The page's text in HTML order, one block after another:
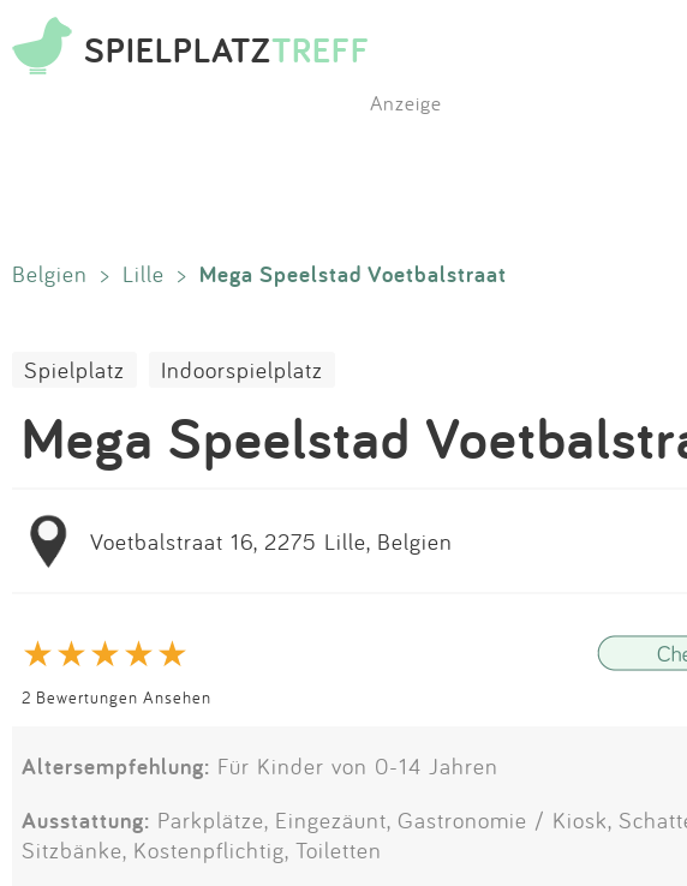
SPIELPLATZTREFF
Anzeige
Belgien > Lille > Mega Speelstad Voetbalstraat
Spielplatz Indoorspielplatz
Mega Speelstad
Voetbalstraat 16, 2275 Lille, Belgien
2 Bewertungen Ansehen
Altersempfehlung: Für Kinder von 0-14 Jahren
Ausstattung: Parkplätze, Eingezäunt, Gastronomie / Kiosk,
Sitzbänke, Kostenpflichtig, Toiletten